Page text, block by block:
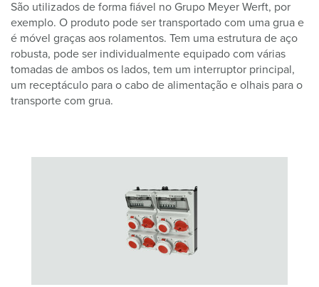
São utilizados de forma fiável no Grupo Meyer Werft, por
exemplo. O produto pode ser transportado com uma grua e
é móvel graças aos rolamentos. Tem uma estrutura de aço
robusta, pode ser individualmente equipado com várias
tomadas de ambos os lados, tem um interruptor principal,
um receptáculo para o cabo de alimentação e olhais para o
transporte com grua.